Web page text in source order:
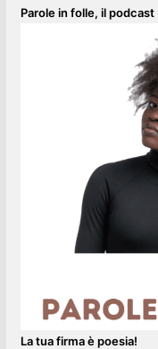
Parole in folle, il podcast
La tua firma è poesia!